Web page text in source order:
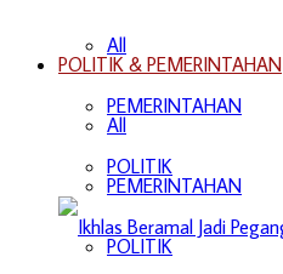
All
PEMERINTAHAN
POLITIK
POLITIK & PEMERINTAHAN
All
PEMERINTAHAN
POLITIK